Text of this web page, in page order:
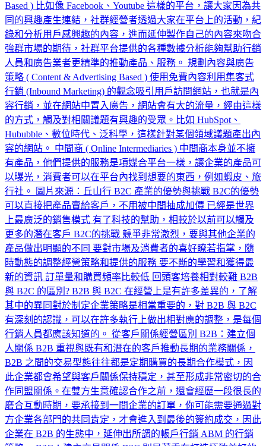
Based ) 比如像 Facebook、Youtube 這樣的平台，讓大家因為共
同的興趣產生連結，社群經營者透過大家在平台上的活動，紀
錄和分析用戶感興趣的內容，進而延伸製作自己的內容來吻合
強群市場的期待，社群平台提供的各種數據分析能夠幫助行銷
人員和廣告業者更精準的推動產品、服務。 規劃內容與廣告
策略 ( Content & Advertising Based ) 使用免費內容利用集客式
行銷 (Inbound Marketing) 的觀念吸引用戶訪問網站，也就是內
容行銷，並在網站中置入廣告，網站會有大的流量，經由這樣
的方式，觸及對相關議題有興趣的受眾。比如 HubSpot、
Hububble、數位時代、泛科學，這樣針對某個領域議題產出內
容的網站。 中間商 ( Online Intermediaries ) 中間商本身並不擁
有產品，他們提供的服務是項媒合平台一樣，讓企業的產品可
以曝光，消費者可以在平台內找到想要的東西，例如蝦皮、旅
行社。 圖片來源：丘山行 B2C 產業的優勢與挑戰 B2C的優勢
可以直接把產品賣給客戶，不用被中間抽成加價 已經是世界
上最廣泛的銷售模式 有了科技的幫助，相較於以前可以觸及
更多的潛在客戶 B2C的挑戰 競爭非常激烈，要與其他企業的
產品做出明顯的不同 要對市場及消費者的喜好瞭若指掌，隨
時動態的調整經營策略和提供的服務 要不斷的學習和獲得最
新的資訊 訂單量和購買頻率比較低 回頭客培養相對較難 B2B
與 B2C 的區別? B2B 與 B2C 在經營上是有許多差異的，了解
其中的異同對於制定企業策略是相當重要的，對 B2B 與 B2C
有深刻的認識，可以在許多執行上做出相對應的調整，是每個
行銷人員都應該知道的。 從客戶關係經營區別 B2B：建立個
人關係 B2B 重視與既有和潛在的客戶推動長期的業務關係，
B2B 之間的交易型態往往都是定期購買的長期合作模式，因
此企業都會希望與客戶關係保持穩定，甚至形成非常密切的合
作同盟關係。在雙方生意確認合作之前，還會經歷一段很長的
磨合互動時期，要承接到一間企業的訂單，你可能需要通過對
方企業各部門的共同肯定，才會進入到最後的簽約成交，因此
企業在 B2B 的生態中，延伸出所謂的帳戶行銷 ABM 的行銷